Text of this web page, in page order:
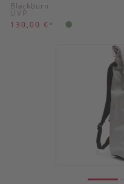
Blackburn
UVP
130,00 € *